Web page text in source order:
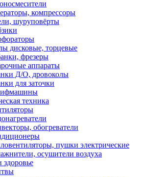
компрессоры
шуруповёрты
дисковые, торцевые
фрезеры
аппараты
Д/О, дровоколы
для заточки
техника
обогреватели
пушки электрические
осушители воздуха
здоровье